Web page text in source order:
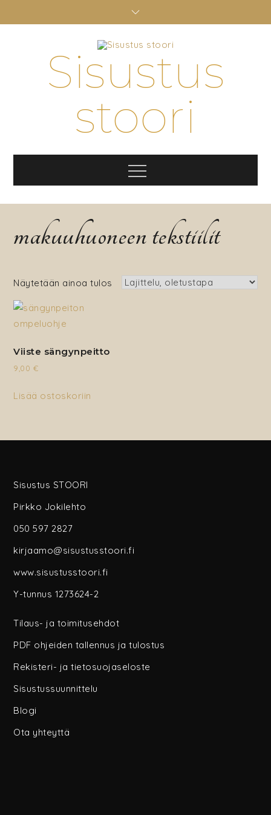
Sisustus
stoori
Menu
makuuhuoneen tekstiilit
Näytetään ainoa tulos
Viiste sängynpeitto
9,00 €
Lisää ostoskoriin
Sisustus STOORI
Pirkko Jokilehto
050 597 2827
kirjaamo@sisustusstoori.fi
www.sisustusstoori.fi
Y-tunnus 1273624-2
Tilaus- ja toimitusehdot
PDF ohjeiden tallennus ja tulostus
Rekisteri- ja tietosuojaseloste
Sisustussuunnittelu
Blogi
Ota yhteyttä